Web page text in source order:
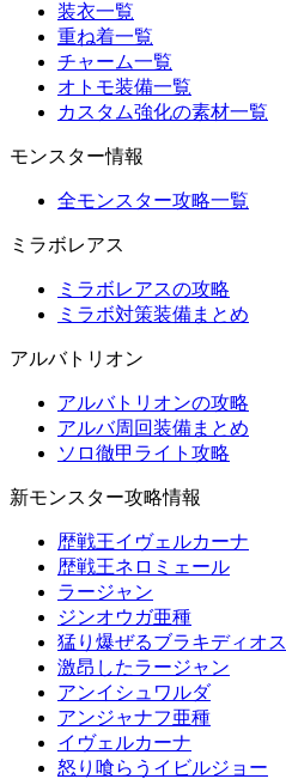
装衣一覧
重ね着一覧
チャーム一覧
オトモ装備一覧
カスタム強化の素材一覧
モンスター情報
全モンスター攻略一覧
ミラボレアス
ミラボレアスの攻略
ミラボ対策装備まとめ
アルバトリオン
アルバトリオンの攻略
アルバ周回装備まとめ
ソロ徹甲ライト攻略
新モンスター攻略情報
歴戦王イヴェルカーナ
歴戦王ネロミェール
ラージャン
ジンオウガ亜種
猛り爆ぜるブラキディオス
激昂したラージャン
アンイシュワルダ
アンジャナフ亜種
イヴェルカーナ
怒り喰らうイビルジョー